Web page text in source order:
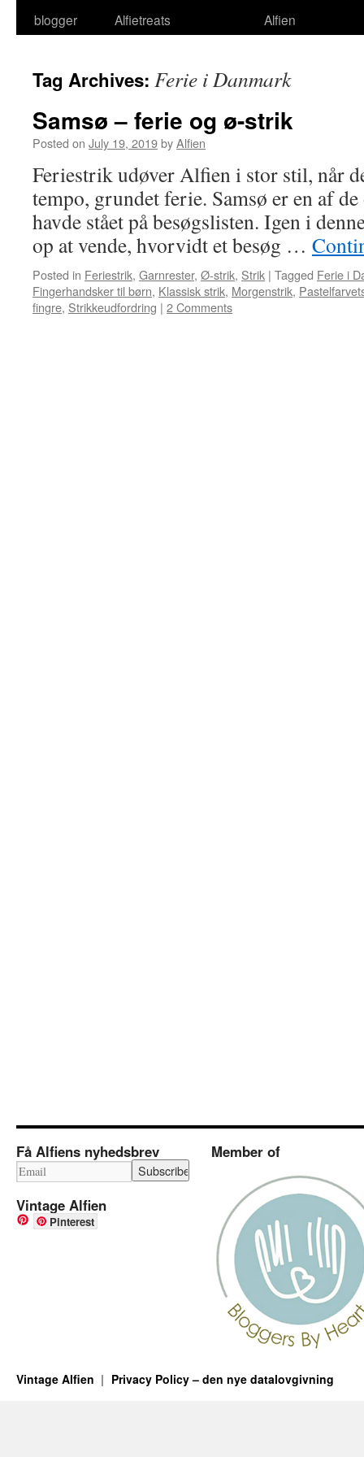
blogger
Alfietreats
Alfien
Tag Archives: Ferie i Danmark
Samsø – ferie og ø-strik
Posted on July 19, 2019byAlfien
Feriestrik udøver Alfien i stor stil, når
tempo, grundet ferie. Samsø er en af
havde stået på besøgslisten. Igen i
op at vende, hvorvidt et besøg …
Posted in Feriestrik, Garnrester, Ø-strik, Strik | Tagged Ferie i
Fingerhandsker til børn, Klassisk strik, Morgenstrik,
fingre, Strikkeudfordring | 2 Comments
Få Alfiens nyhedsbrev
Vintage Alfien
Pinterest
Member of
Vintage Alfien Privacy Policy – den nye datalovgivning